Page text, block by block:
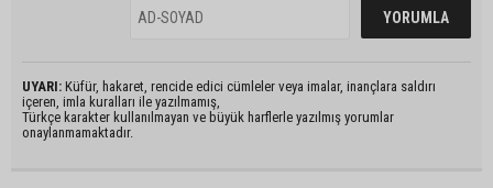
UYARI: Küfür, hakaret, rencide edici cümleler veya imalar, inançlara saldırı
içeren, imla kuralları ile yazılmamış,
Türkçe karakter kullanılmayan ve büyük harflerle yazılmış yorumlar
onaylanmamaktadır.